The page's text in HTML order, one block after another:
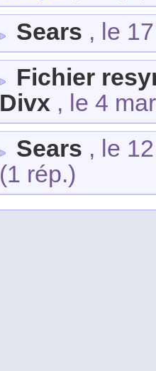
Sears , le
Fichier
Divx , le 4
Sears , le
(1 rép.)